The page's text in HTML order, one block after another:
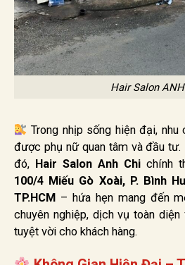
Hair Salon
Trong nhịp sống hiện đại,
được phụ nữ quan tâm và đầu
đó, Hair Salon Anh Chi chính
100/4 Miếu Gò Xoài, P. Bình
TP.HCM – hứa hẹn mang đến
chuyên nghiệp, dịch vụ toàn
tuyệt vời cho khách hàng.